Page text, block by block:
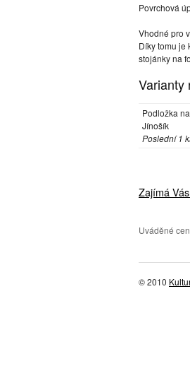
Povrchová
Vhodné pro
Díky tomu je
stojánky na
Varianty
Podložka
Jínošík
Poslední 1
Zajímá
Uváděné
© 2010